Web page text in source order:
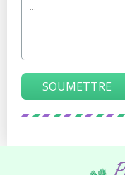
SOUMETTRE